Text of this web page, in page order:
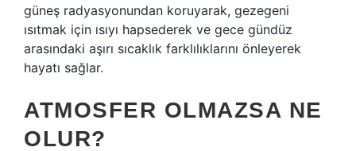
güneş radyasyonundan koruyarak, gezegeni
ısıtmak için ısıyı hapsederek ve gece gündüz
arasındaki aşırı sıcaklık farklılıklarını önleyerek
hayatı sağlar.
ATMOSFER OLMAZSA NE
OLUR?